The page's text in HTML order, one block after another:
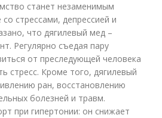
станет незаменимым
стрессами, депрессией и
что дягилевый мед –
Регулярно съедая пару
от преследующей человека
стресс. Кроме того, дягилевый
ран, восстановлению
болезней и травм.
при гипертонии: он снижает